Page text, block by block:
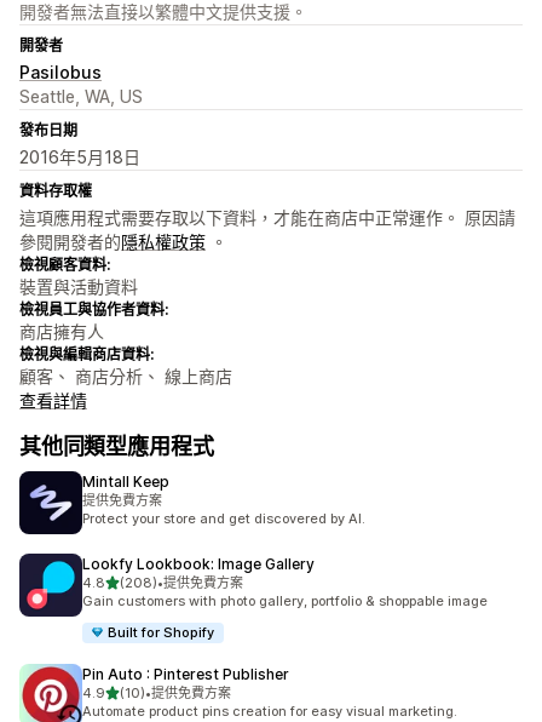
開發者無法直接以繁體中文提供支援。
開發者
Pasilobus
Seattle, WA, US
發布日期
2016年5月18日
資料存取權
這項應用程式需要存取以下資料，才能在商店中正常運作。 原因請
參閱開發者的隱私權政策 。
檢視顧客資料:
裝置與活動資料
檢視員工與協作者資料:
商店擁有人
檢視與編輯商店資料:
顧客、 商店分析、 線上商店
查看詳情
其他同類型應用程式
Mintall Keep
提供免費方案
Protect your store and get discovered by AI.
Lookfy Lookbook: Image Gallery
4.8滿分 5 顆星
(208)
共有 208 則評價
•提供免費方案
Gain customers with photo gallery, portfolio & shoppable image
Built for Shopify
Pin Auto : Pinterest Publisher
4.9滿分 5 顆星
(10)
共有 10 則評價
•提供免費方案
Automate product pins creation for easy visual marketing.